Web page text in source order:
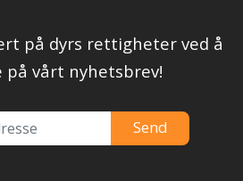
på dyrs rettigheter ved å
på vårt nyhetsbrev!